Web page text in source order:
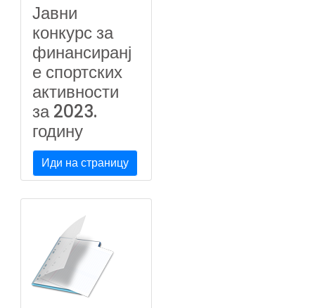
Јавни
конкурс за
финансиранј
е спортских
активности
за 2023.
годину
Иди на страницу